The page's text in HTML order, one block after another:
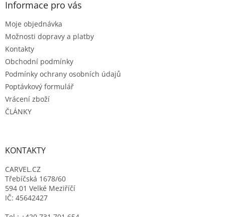
Informace pro vás
Moje objednávka
Možnosti dopravy a platby
Kontakty
Obchodní podmínky
Podmínky ochrany osobních údajů
Poptávkový formulář
Vrácení zboží
ČLÁNKY
KONTAKTY
CARVEL.CZ
Třebíčská 1678/60
594 01 Velké Meziříčí
IČ: 45642427